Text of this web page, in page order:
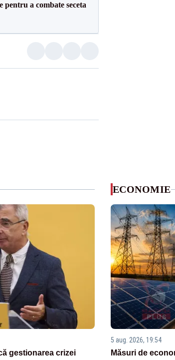
a combate seceta
gestionarea crizei
ECONOMIE
5 aug. 2026, 19:54
Măsuri de